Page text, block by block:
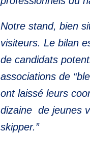
Notre stand, bien
visiteurs. Le bilan
de candidats
associations de
ont laissé leurs
dizaine de jeunes
skipper.”